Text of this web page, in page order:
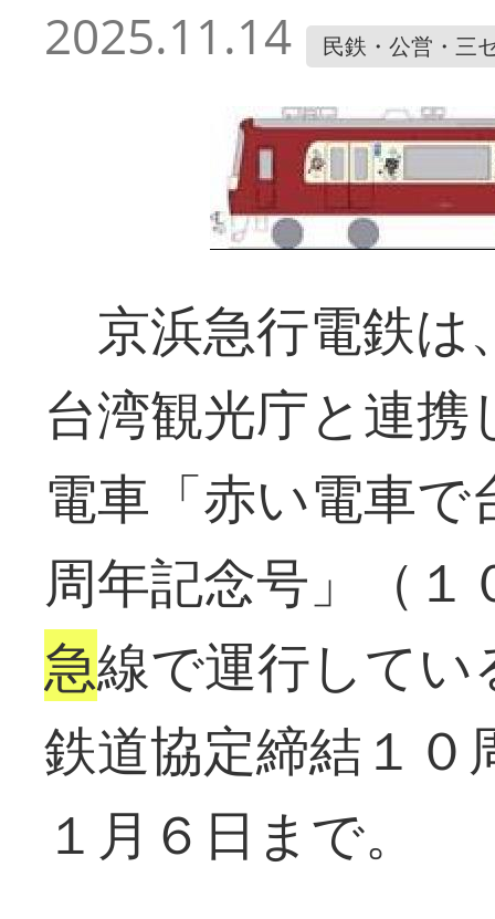
2025.11.14 民鉄・公営・三
京浜急行電鉄は
台湾観光庁と連
電車「赤い電車で
周年記念号」（
急線で運行してい
鉄道協定締結１０
１月６日まで。